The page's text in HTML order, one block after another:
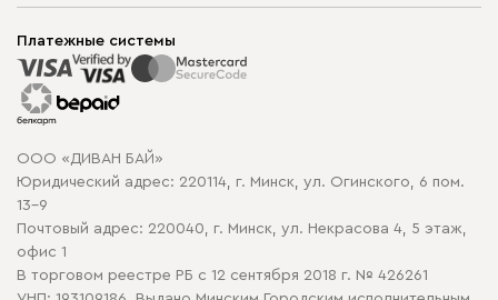
Способы оплаты
Рассрочка и кредит
Гарантия
Карта сайта
Политика конфиденциальности
Политика в отношении обработки cookie
Корпусная мебель
Распродажа мебели
Платежные системы
ООО «ДИВАН БАЙ»
Юридический адрес: 220114, г. Минск, ул. Огинского, 6 пом.
13-9
Почтовый адрес: 220040, г. Минск, ул. Некрасова 4, 5 этаж,
офис 1
В торговом реестре РБ с 12 сентября 2018 г. № 426261